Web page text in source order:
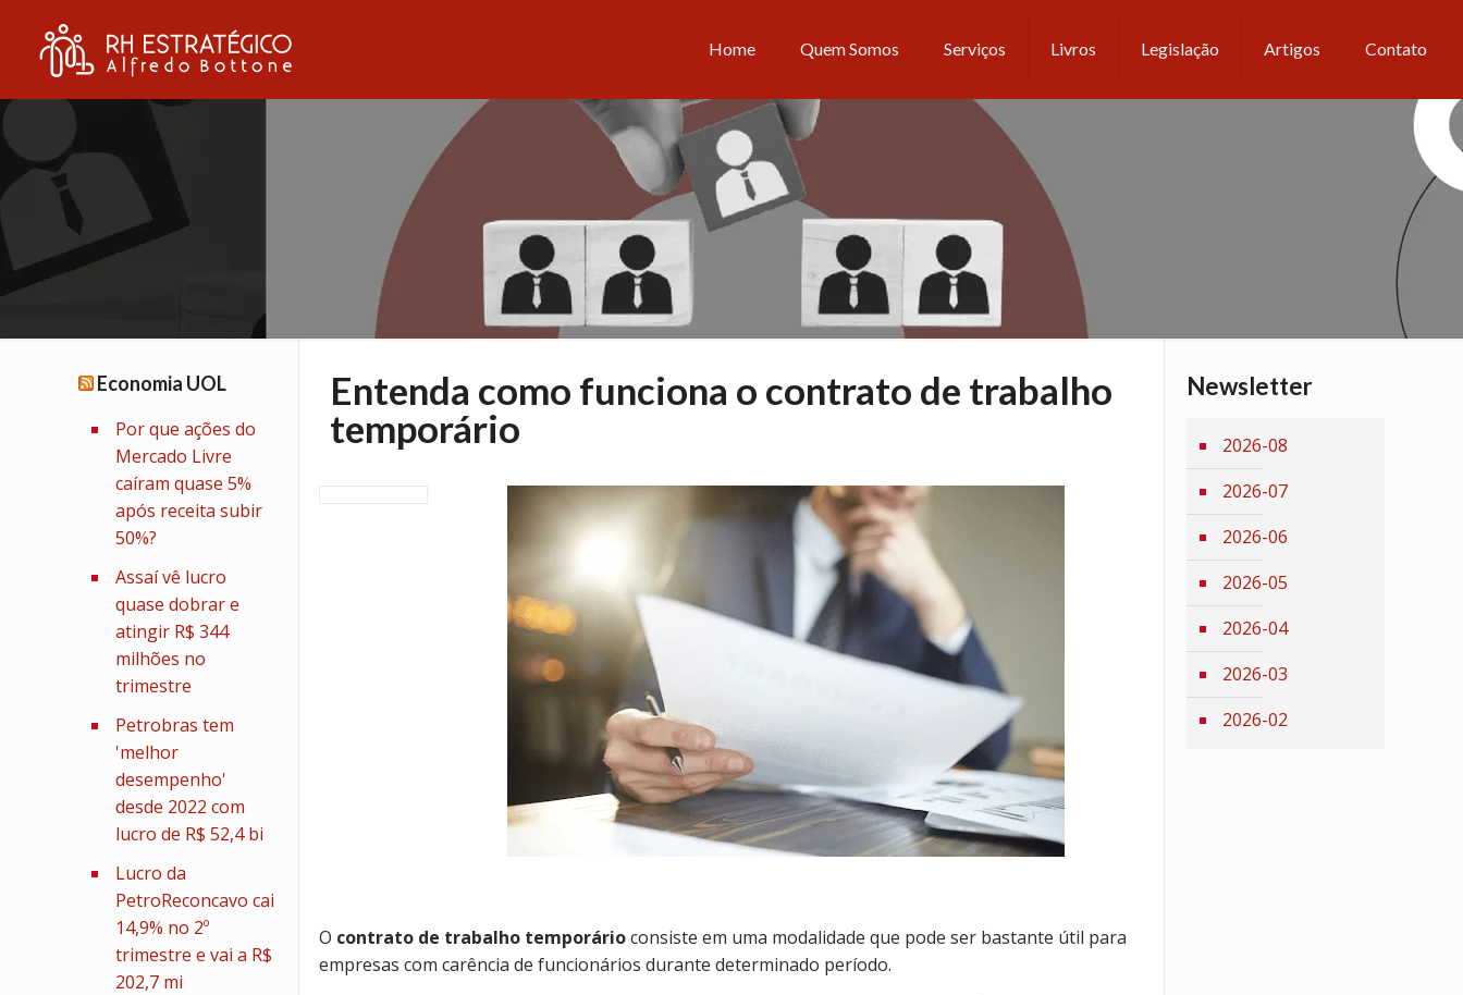
Home Quem Somos Serviços Livros Legislação Artigos Contato
Entenda como funciona o contrato de trabalho
temporário
O contrato de trabalho temporárioconsiste em uma modalidade que pode ser bastante útil para
empresas com carência de funcionários durante determinado período.
Economia UOL
Por que ações do
Mercado Livre
caíram quase 5%
após receita subir
50%?
Assaí vê lucro
quase dobrar e
atingir R$ 344
milhões no
trimestre
Petrobras tem
'melhor
desempenho'
desde 2022 com
lucro de R$ 52,4 bi
Lucro da
PetroReconcavo cai
14,9% no 2º
trimestre e vai a R$
202,7 mi
Newsletter
2026-08
2026-07
2026-06
2026-05
2026-04
2026-03
2026-02